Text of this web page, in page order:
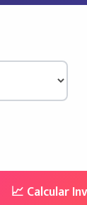
📈 Calcular